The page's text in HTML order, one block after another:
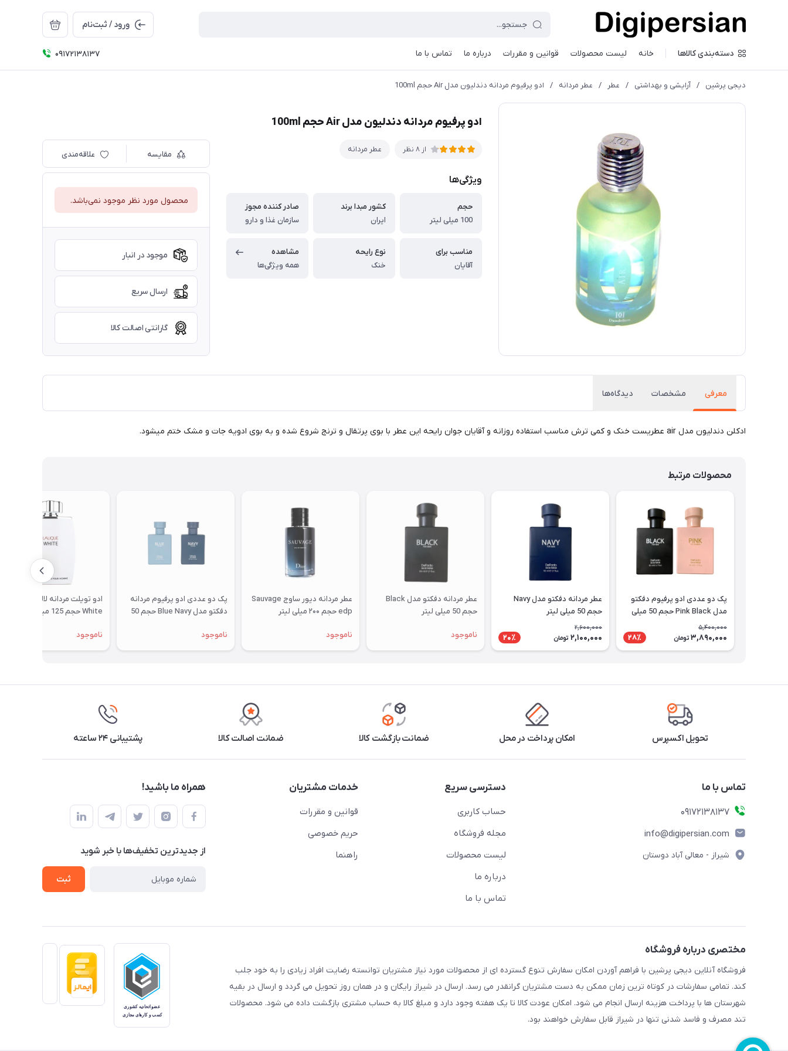
ورود / ثبت‌نام
دسته‌بندی کالاها خانه لیست محصولات قوانین و مقررات درباره ما تماس با ما 09172138137
دیجی پرشین / آرایشی و بهداشتی / عطر / عطر مردانه / ادو پرفیوم مردانه دندلیون مدل Air حجم 100ml
ادو پرفیوم مردانه دندلیون مدل Air حجم 100ml
از 8 نظر عطر مردانه
ویژگی‌ها
حجم
100 میلی‌ لیتر
کشور مبدا برند
ایران
صادر کننده مجوز
سازمان غذا و دارو
مناسب برای
آقایان
نوع رایحه
خنک
مشاهده
همه ویژگی‌ها
مقایسه علاقه‌مندی
محصول مورد نظر موجود نمی‌باشد.
موجود در انبار
ارسال سریع
گارانتی اصالت کالا
معرفی مشخصات دیدگاه‌ها
ادکلن دندلیون مدل air عطریست خنک و کمی ترش مناسب استفاده روزانه و آقایان جوان رایحه این عطر با بوی پرتقال و ترنج شروع شده و به بوی ادویه جات و مشک ختم میشود.
محصولات مرتبط
پک دو عددی ادو پرفیوم دفکتو
مدل ‌‌Pink Black حجم 50 میلی
5,400,000
3,890,000 تومان 28٪
عطر مردانه دفکتو مدل Navy
حجم 50 میلی لیتر
2,600,000
2,100,000 تومان 20٪
عطر مردانه دفکتو مدل Black
حجم 50 میلی لیتر
ناموجود
عطر مردانه دیور ساوج Sauvage
edp حجم ۲۰۰ میلی لیتر
ناموجود
پک دو عددی ادو پرفیوم مردانه
دفکتو مدل ‌‌Blue Navy حجم 50
ناموجود
ادو تویلت مردانه لالیک مدل
White حجم 125 میلی لیتر
ناموجود
تحویل اکسپرس امکان پرداخت در محل ضمانت بازگشت کالا ضمانت اصالت کالا پشتیبانی ۲۴ ساعته
تماس با ما
09172138137
info@digipersian.com
شیراز - معالی آباد دوستان
دسترسی سریع
حساب کاربری
مجله فروشگاه
لیست محصولات
درباره ما
تماس با ما
خدمات مشتریان
قوانین و مقررات
حریم خصوصی
راهنما
همراه ما باشید!
از جدید‌ترین تخفیف‌ها با‌ خبر شوید
ثبت
مختصری درباره فروشگاه
فروشگاه آنلاین دیجی پرشین با فراهم آوردن امکان سفارش تنوع گسترده ای از محصولات مورد نیاز مشتریان توانسته رضایت افراد زیادی را به خود جلب
کند. تمامی سفارشات در کوتاه ترین زمان ممکن به دست مشتریان گرانقدر می رسد. ارسال در شیراز رایگان و در همان روز تحویل می گردد و ارسال در بقیه
شهرستان ها با پرداخت هزینه ارسال انجام می شود. امکان عودت کالا تا یک هفته وجود دارد و مبلغ کالا به حساب مشتری بازگشت داده می شود. محصولات
تند مصرف و فاسد شدنی تنها در شیراز قابل سفارش خواهند بود.